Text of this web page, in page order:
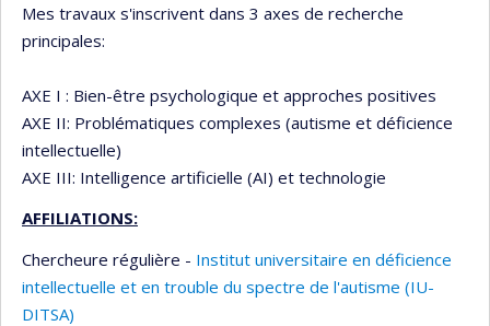
Mes travaux s'inscrivent dans 3 axes de recherche
principales:
AXE I : Bien-être psychologique et approches positives
AXE II: Problématiques complexes (autisme et déficience
intellectuelle)
AXE III: Intelligence artificielle (AI) et technologie
AFFILIATIONS:
Chercheure régulière - Institut universitaire en déficience
intellectuelle et en trouble du spectre de l'autisme (IU-
DITSA)